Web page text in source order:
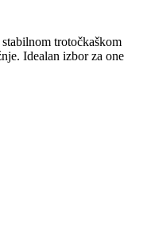
trotočkaškom
Idealan izbor za one